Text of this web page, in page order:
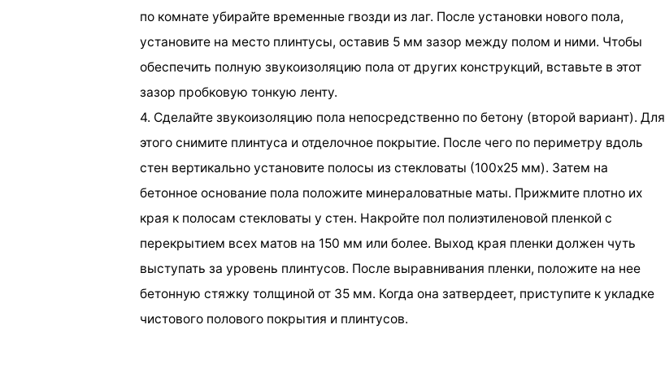
по комнате убирайте временные гвозди из лаг. После установки нового пола,
установите на место плинтусы, оставив 5 мм зазор между полом и ними. Чтобы
обеспечить полную звукоизоляцию пола от других конструкций, вставьте в этот
зазор пробковую тонкую ленту.
4. Сделайте звукоизоляцию пола непосредственно по бетону (второй вариант). Для
этого снимите плинтуса и отделочное покрытие. После чего по периметру вдоль
стен вертикально установите полосы из стекловаты (100х25 мм). Затем на
бетонное основание пола положите минераловатные маты. Прижмите плотно их
края к полосам стекловаты у стен. Накройте пол полиэтиленовой пленкой с
перекрытием всех матов на 150 мм или более. Выход края пленки должен чуть
выступать за уровень плинтусов. После выравнивания пленки, положите на нее
бетонную стяжку толщиной от 35 мм. Когда она затвердеет, приступите к укладке
чистового полового покрытия и плинтусов.